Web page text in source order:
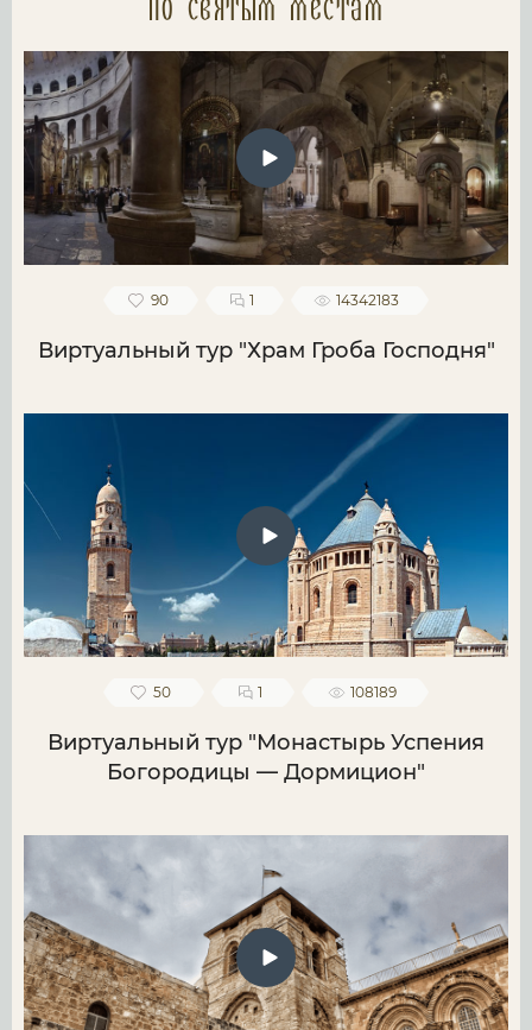
по святым местам
90 1 14342183
Виртуальный тур "Храм Гроба Господня"
50 1 108189
Виртуальный тур "Монастырь Успения
Богородицы — Дормицион"